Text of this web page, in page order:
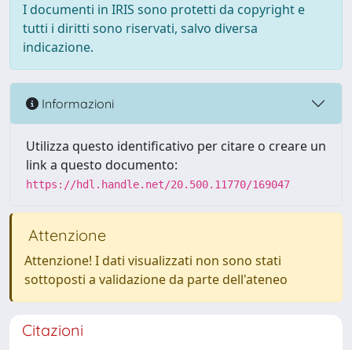
I documenti in IRIS sono protetti da copyright e
tutti i diritti sono riservati, salvo diversa
indicazione.
Informazioni
Utilizza questo identificativo per citare o creare un
link a questo documento:
https://hdl.handle.net/20.500.11770/169047
Attenzione
Attenzione! I dati visualizzati non sono stati
sottoposti a validazione da parte dell'ateneo
Citazioni